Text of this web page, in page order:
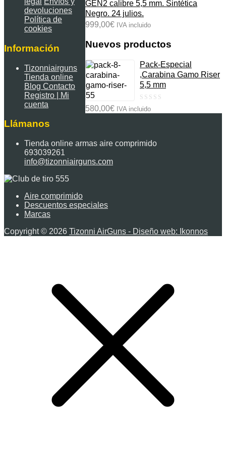
GEN2 calibre 5,5 mm. Sintética
Negro. 24 julios.
999,00€ IVA incluido
Nuevos productos
Pack-Especial
,Carabina Gamo Riser
5,5 mm
0
out
580,00€ IVA incluido
devoluciones
Política de
cookies
Información
Tizonniairguns
Tienda online
Blog Contacto
Registro | Mi
cuenta
Llámanos
Tienda online armas aire comprimido
693039261
info@tizonniairguns.com
Aire comprimido
Descuentos especiales
Marcas
Copyright © 2026 Tizonni AirGuns - Diseño web: Ikonnos